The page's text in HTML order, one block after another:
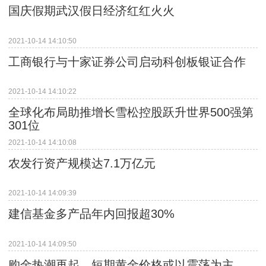
国庆假期武汉假日经济红红火火
2021-10-14 14:10:50
工商银行与十家证券公司启动科创板银证合作
2021-10-14 14:10:22
全球化布局助推增长雪松控股跃升世界500强第
301位
2021-10-14 14:10:08
农发行资产规模达7.1万亿元
2021-10-14 14:09:39
建信基金多产品年内回报超30%
2021-10-14 14:09:50